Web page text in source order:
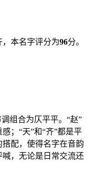
本名字评分为96分。
组合为仄平平。“赵”
；“天”和“齐”都是平
配，使得名字在音韵
喊，无论是日常交流还